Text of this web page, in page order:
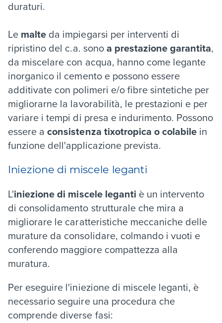
duraturi.
Le malte da impiegarsi per interventi di
ripristino del c.a. sonoa prestazione garantita,
da miscelare con acqua, hanno come legante
inorganico il cemento e possono essere
additivate con polimeri e/o fibre sintetiche per
migliorarne la lavorabilità, le prestazioni e per
variare i tempi di presa e indurimento. Possono
essere aconsistenza tixotropica o colabile in
funzione dell'applicazione prevista.
Iniezione di miscele leganti
L'iniezione di miscele leganti è un intervento
di consolidamento strutturale che mira a
migliorare le caratteristiche meccaniche delle
murature da consolidare, colmando i vuoti e
conferendo maggiore compattezza alla
muratura.
Per eseguire l'iniezione di miscele leganti, è
necessario seguire una procedura che
comprende diverse fasi: